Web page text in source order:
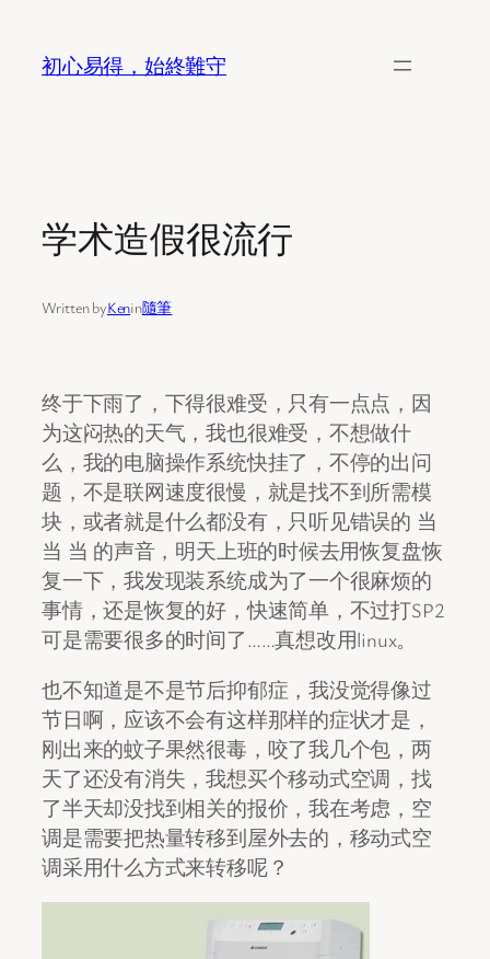
content
初心易得，始終難守
学术造假很流行
Written byKenin隨筆
终于下雨了，下得很难受，只有一点点，因
为这闷热的天气，我也很难受，不想做什
么，我的电脑操作系统快挂了，不停的出问
题，不是联网速度很慢，就是找不到所需模
块，或者就是什么都没有，只听见错误的 当
当 当 的声音，明天上班的时候去用恢复盘恢
复一下，我发现装系统成为了一个很麻烦的
事情，还是恢复的好，快速简单，不过打SP2
可是需要很多的时间了……真想改用linux。
也不知道是不是节后抑郁症，我没觉得像过
节日啊，应该不会有这样那样的症状才是，
刚出来的蚊子果然很毒，咬了我几个包，两
天了还没有消失，我想买个移动式空调，找
了半天却没找到相关的报价，我在考虑，空
调是需要把热量转移到屋外去的，移动式空
调采用什么方式来转移呢？